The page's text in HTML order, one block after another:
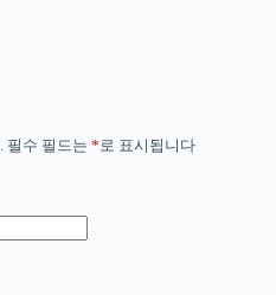
필수 필드는 * 로 표시됩니다